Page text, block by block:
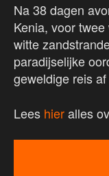
Na 38 dagen
Kenia, voor
witte
paradijselijke
geweldige reis
Lees hieralles